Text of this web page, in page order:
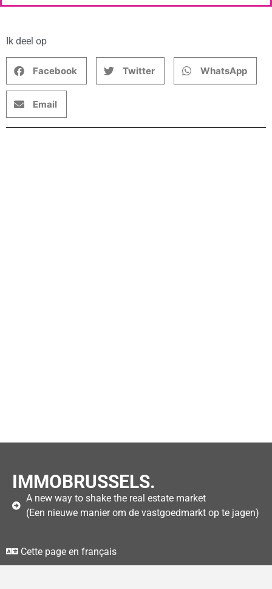
Ik deel op
Facebook Twitter WhatsApp
Email
IMMOBRUSSELS.
A new way to shake the real estate market
(Een nieuwe manier om de vastgoedmarkt op te jagen)
Cette page en français